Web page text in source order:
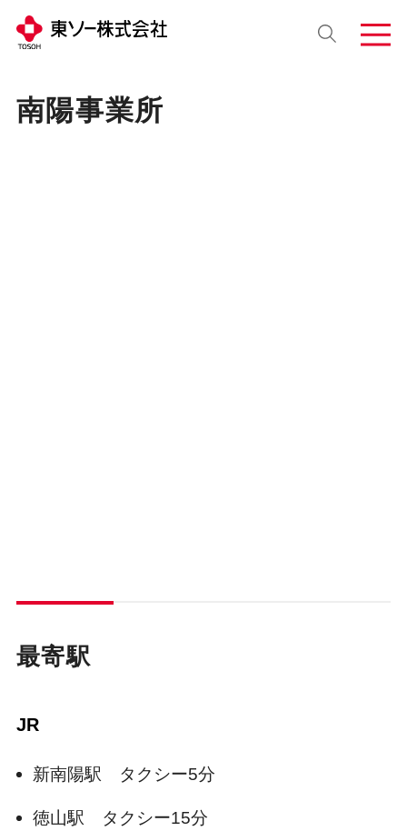
南陽事業所
最寄駅
JR
新南陽駅 タクシー5分
徳山駅 タクシー15分